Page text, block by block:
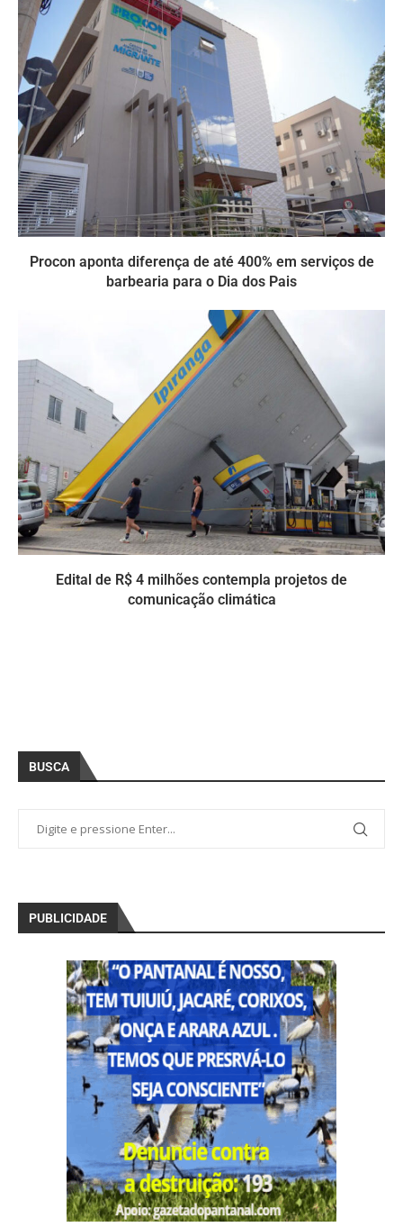
Procon aponta diferença de até 400% em serviços de
barbearia para o Dia dos Pais
Edital de R$ 4 milhões contempla projetos de
comunicação climática
BUSCA
PUBLICIDADE